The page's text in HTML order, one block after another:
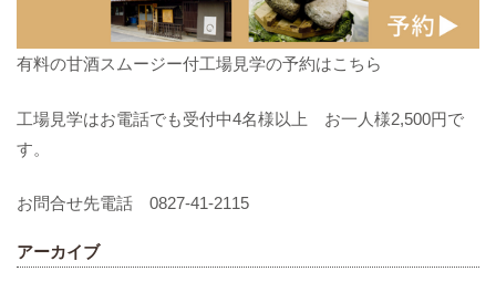
有料の甘酒スムージー付工場見学の予約はこちら
工場見学はお電話でも受付中4名様以上 お一人様2,500円で
す。
お問合せ先電話 0827-41-2115
アーカイブ